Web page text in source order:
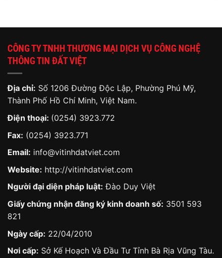
CÔNG TY TNHH THƯƠNG MẠI DỊCH VỤ CÔNG NGHỆ
THÔNG TIN ĐẤT VIỆT
Địa chỉ: Số 1206 Đường Độc Lập, Phường Phú Mỹ,
Thành Phố Hồ Chí Minh, Việt Nam.
Điện thoại: (0254) 3923.772
Fax: (0254) 3923.771
Email: info@vitinhdatviet.com
Website: http://vitinhdatviet.com
Người đại diện pháp luật: Đào Duy Việt
Giấy chứng nhận đăng ký kinh doanh số: 3501 593
821
Ngày cấp: 22/04/2010
Nơi cấp: Sở Kế Hoạch Và Đầu Tư Tỉnh Bà Rịa Vũng Tàu.